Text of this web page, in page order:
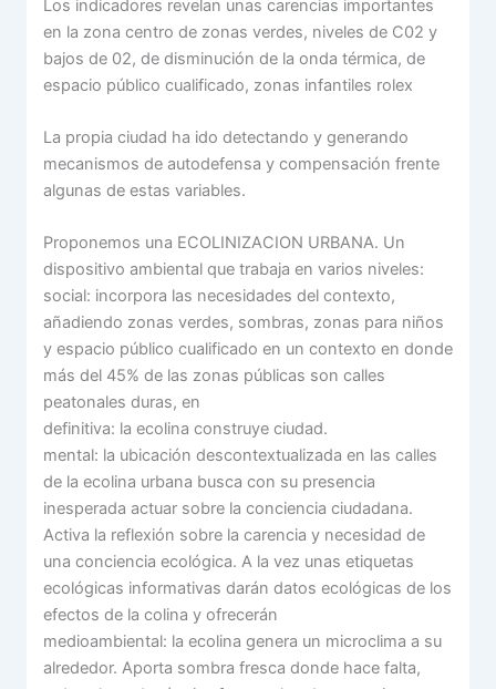
Los indicadores revelan unas carencias importantes
en la zona centro de zonas verdes, niveles de C02 y
bajos de 02, de disminución de la onda térmica, de
espacio público cualificado, zonas infantiles rolex
La propia ciudad ha ido detectando y generando
mecanismos de autodefensa y compensación frente
algunas de estas variables.
Proponemos una ECOLINIZACION URBANA. Un
dispositivo ambiental que trabaja en varios niveles:
social: incorpora las necesidades del contexto,
añadiendo zonas verdes, sombras, zonas para niños
y espacio público cualificado en un contexto en donde
más del 45% de las zonas públicas son calles
peatonales duras, en
definitiva: la ecolina construye ciudad.
mental: la ubicación descontextualizada en las calles
de la ecolina urbana busca con su presencia
inesperada actuar sobre la conciencia ciudadana.
Activa la reflexión sobre la carencia y necesidad de
una conciencia ecológica. A la vez unas etiquetas
ecológicas informativas darán datos ecológicas de los
efectos de la colina y ofrecerán
medioambiental: la ecolina genera un microclima a su
alrededor. Aporta sombra fresca donde hace falta,